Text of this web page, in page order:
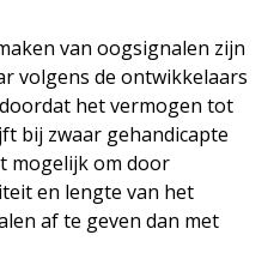
van oogsignalen zijn
volgens de ontwikkelaars
het vermogen tot
bij zwaar gehandicapte
mogelijk om door
en lengte van het
af te geven dan met